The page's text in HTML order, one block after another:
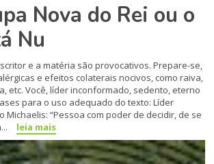
Nova do Rei ou o
Nu
e a matéria são provocativos. Prepare-se,
e efeitos colaterais nocivos, como raiva,
etc. Você, líder inconformado, sedento, eterno
para o uso adequado do texto: Líder
Michaelis: “Pessoa com poder de decidir, de se
leia mais